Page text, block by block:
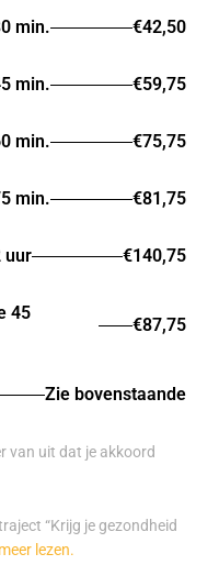
min. €42,50
min. €59,75
min. €75,75
min. €81,75
uur €140,75
45
€87,75
Zie bovenstaande
van uit dat je akkoord
“Krijg je gezondheid
lezen.